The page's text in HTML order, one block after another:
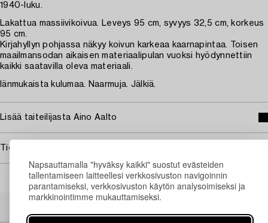
Napsauttamalla "hyväksy kaikki" suostut evästeiden
tallentamiseen laitteellesi verkkosivuston navigoinnin
parantamiseksi, verkkosivuston käytön analysoimiseksi ja
markkinointimme mukauttamiseksi.
1940-luku.
Lakattua massiivikoivua. Leveys 95 cm, syvyys 32,5 cm, korkeus
95 cm.
Kirjahyllyn pohjassa näkyy koivun karkeaa kaarnapintaa. Toisen
maailmansodan aikaisen materiaalipulan vuoksi hyödynnettiin
kaikki saatavilla oleva materiaali.
Iänmukaista kulumaa. Naarmuja. Jälkiä.
Lisää taiteilijasta Aino Aalto
Tietoa ostamisesta
Muiden katsomia kohteita